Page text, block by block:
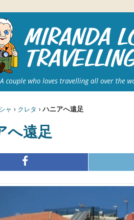
A couple who loves travelling all over the
ャ › クレタ ›ハニアへ遠足
へ遠足